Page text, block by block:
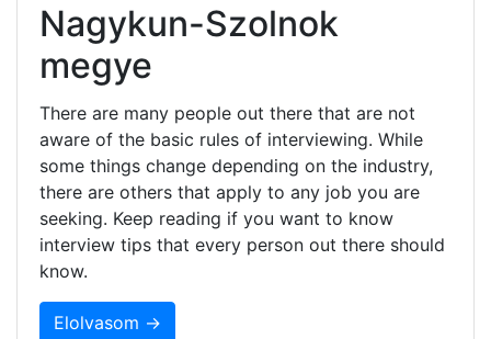
Nagykun-Szolnok
megye
There are many people out there that are not
aware of the basic rules of interviewing. While
some things change depending on the industry,
there are others that apply to any job you are
seeking. Keep reading if you want to know
interview tips that every person out there should
know.
Elolvasom →